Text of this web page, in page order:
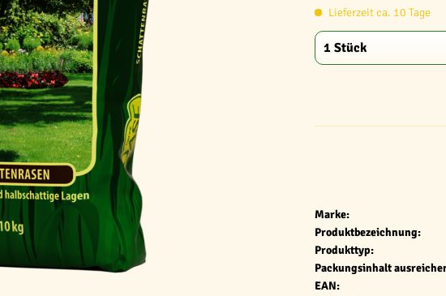
Marke:
Produktbezeichnung:
Produkttyp:
Packungsinhalt
EAN:
Lieferzeit ca. 10 Tage